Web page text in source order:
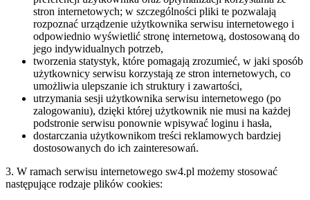
stron internetowych; w szczególności pliki te pozwalają
rozpoznać urządzenie użytkownika serwisu internetowego i
odpowiednio wyświetlić stronę internetową, dostosowaną do
jego indywidualnych potrzeb,
tworzenia statystyk, które pomagają zrozumieć, w jaki sposób
użytkownicy serwisu korzystają ze stron internetowych, co
umożliwia ulepszanie ich struktury i zawartości,
utrzymania sesji użytkownika serwisu internetowego (po
zalogowaniu), dzięki której użytkownik nie musi na każdej
podstronie serwisu ponownie wpisywać loginu i hasła,
dostarczania użytkownikom treści reklamowych bardziej
dostosowanych do ich zainteresowań.
3. W ramach serwisu internetowego sw4.pl możemy stosować
następujące rodzaje plików cookies: